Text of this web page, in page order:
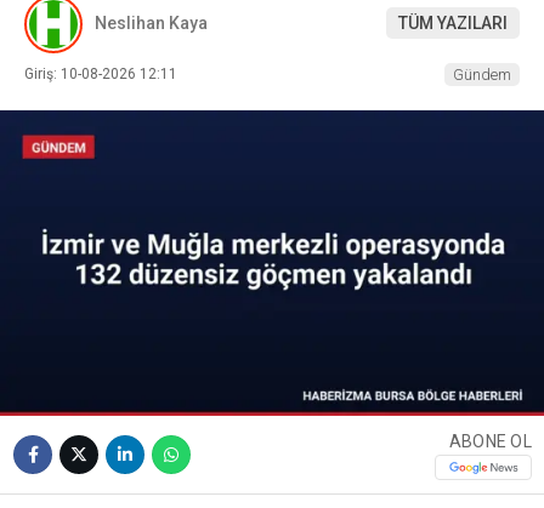
Neslihan Kaya TÜM YAZILARI
Giriş: 10-08-2026 12:11 Gündem
ABONE OL